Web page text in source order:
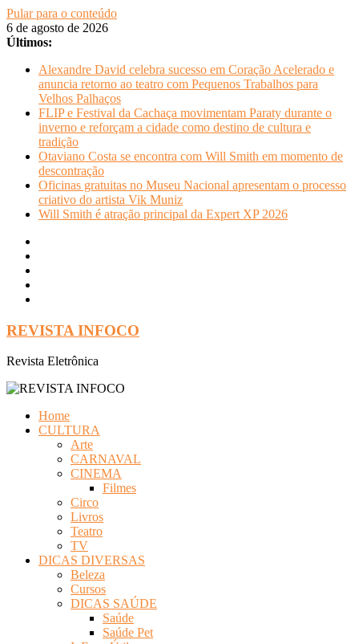
Pular para o conteúdo
6 de agosto de 2026
Últimos:
Alexandre David celebra sucesso em Coração Acelerado e
anuncia retorno ao teatro com Pequenos Trabalhos para
Velhos Palhaços
FLIP e Festival da Cachaça movimentam Paraty durante o
inverno e reforçam a cidade como destino de cultura e
tradição
Otaviano Costa se encontra com Will Smith em momento de
descontração
Oficinas gratuitas no Museu Nacional apresentam o processo
criativo do artista Vik Muniz
Will Smith é atração principal da Expert XP 2026
REVISTA INFOCO
Revista Eletrônica
Home
CULTURA
Arte
CARNAVAL
CINEMA
Filmes
Circo
Livros
Teatro
TV
DICAS DIVERSAS
Beleza
Cursos
DICAS SAÚDE
Saúde
Saúde Pet